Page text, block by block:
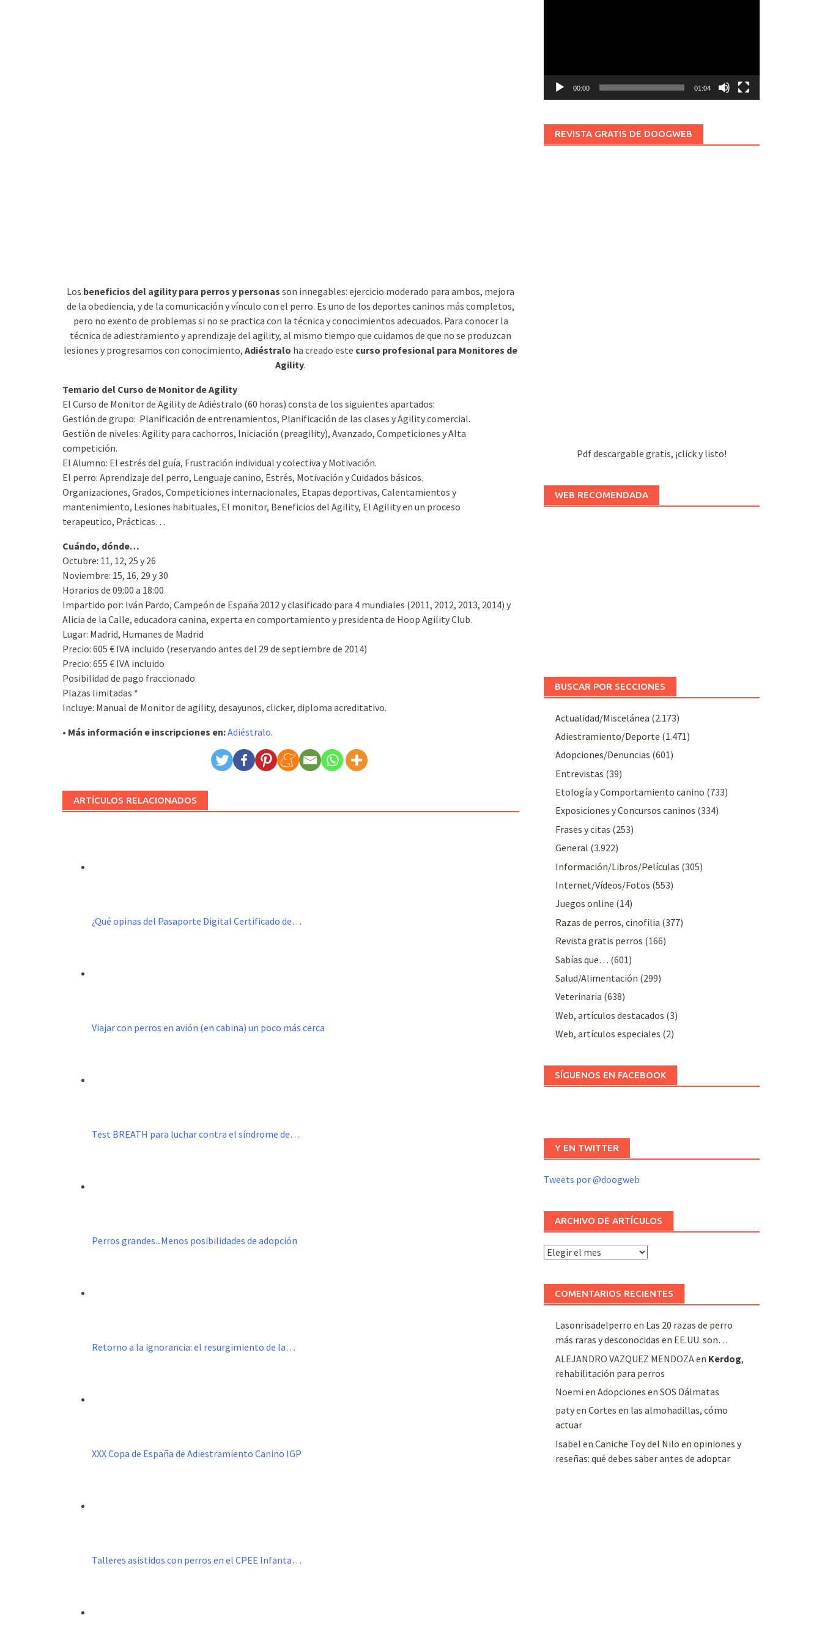
Los beneficios del agility para perros y personas son innegables: ejercicio moderado para ambos, mejora
de la obediencia, y de la comunicación y vínculo con el perro. Es uno de los deportes caninos más completos,
pero no exento de problemas si no se practica con la técnica y conocimientos adecuados. Para conocer la
técnica de adiestramiento y aprendizaje del agility, al mismo tiempo que cuidamos de que no se produzcan
lesiones y progresamos con conocimiento,Adiéstralo ha creado este curso profesional para Monitores de
Agility.
Temario del Curso de Monitor de Agility
El Curso de Monitor de Agility de Adiéstralo (60 horas) consta de los siguientes apartados:
Gestión de grupo: Planificación de entrenamientos, Planificación de las clases y Agility comercial.
Gestión de niveles: Agility para cachorros, Iniciación (preagility), Avanzado, Competiciones y Alta
competición.
El Alumno: El estrés del guía, Frustración individual y colectiva y Motivación.
El perro: Aprendizaje del perro, Lenguaje canino, Estrés, Motivación y Cuidados básicos.
Organizaciones, Grados, Competiciones internacionales, Etapas deportivas, Calentamientos y
mantenimiento, Lesiones habituales, El monitor, Beneficios del Agility, El Agility en un proceso
terapeutico, Prácticas…
Cuándo, dónde…
Octubre: 11, 12, 25 y 26
Noviembre: 15, 16, 29 y 30
Horarios de 09:00 a 18:00
Impartido por: Iván Pardo, Campeón de España 2012 y clasificado para 4 mundiales (2011, 2012, 2013, 2014) y
Alicia de la Calle, educadora canina, experta en comportamiento y presidenta de Hoop Agility Club.
Lugar: Madrid, Humanes de Madrid
Precio: 605 € IVA incluido (reservando antes del 29 de septiembre de 2014)
Precio: 655 € IVA incluido
Posibilidad de pago fraccionado
Plazas limitadas *
Incluye: Manual de Monitor de agility, desayunos, clicker, diploma acreditativo.
• Más información e inscripciones en:Adiéstralo.
ARTÍCULOS RELACIONADOS
¿Qué opinas del Pasaporte Digital Certificado de…
Viajar con perros en avión (en cabina) un poco más cerca
Test BREATH para luchar contra el síndrome de…
Perros grandes...Menos posibilidades de adopción
Retorno a la ignorancia: el resurgimiento de la…
XXX Copa de España de Adiestramiento Canino IGP
Talleres asistidos con perros en el CPEE Infanta…
00:00 01:04
REVISTA GRATIS DE DOOGWEB
Pdf descargable gratis, ¡click y listo!
WEB RECOMENDADA
BUSCAR POR SECCIONES
Actualidad/Miscelánea (2.173)
Adiestramiento/Deporte (1.471)
Adopciones/Denuncias (601)
Entrevistas (39)
Etología y Comportamiento canino (733)
Exposiciones y Concursos caninos (334)
Frases y citas (253)
General (3.922)
Información/Libros/Películas (305)
Internet/Vídeos/Fotos (553)
Juegos online (14)
Razas de perros, cinofilia (377)
Revista gratis perros (166)
Sabías que… (601)
Salud/Alimentación (299)
Veterinaria (638)
Web, artículos destacados (3)
Web, artículos especiales (2)
SÍGUENOS EN FACEBOOK
Y EN TWITTER
Tweets por @doogweb
ARCHIVO DE ARTÍCULOS
Archivo
artículos
COMENTARIOS RECIENTES
Lasonrisadelperro en Las 20 razas de perro
más raras y desconocidas en EE.UU. son…
ALEJANDRO VAZQUEZ MENDOZAen Kerdog,
rehabilitación para perros
Noemi en Adopciones en SOS Dálmatas
patyen Cortes en las almohadillas, cómo
actuar
Isabel en Caniche Toy del Nilo en opiniones y
reseñas: qué debes saber antes de adoptar